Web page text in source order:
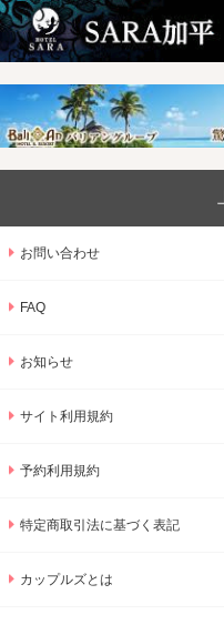
お問い合わせ
FAQ
お知らせ
サイト利用規約
予約利用規約
特定商取引法に基づく表記
カップルズとは